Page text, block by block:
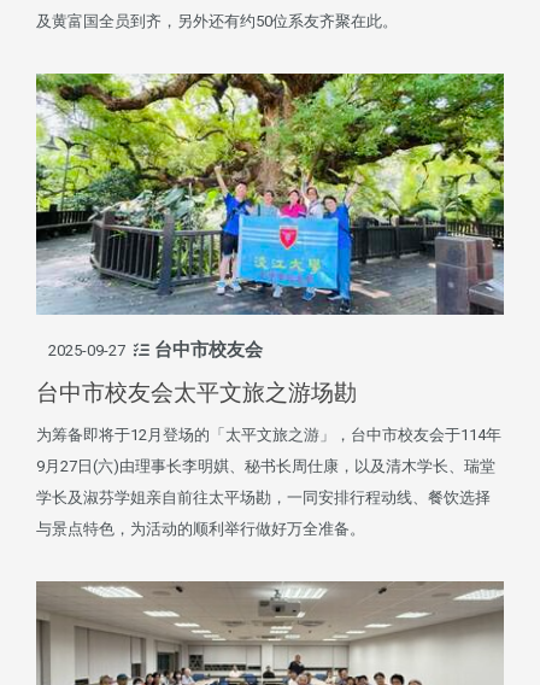
及黄富国全员到齐，另外还有约50位系友齐聚在此。
2025-09-27 台中市校友会
台中市校友会太平文旅之游场勘
为筹备即将于12月登场的「太平文旅之游」，台中市校友会于114年
9月27日(六)由理事长李明娸、秘书长周仕康，以及清木学长、瑞堂
学长及淑芬学姐亲自前往太平场勘，一同安排行程动线、餐饮选择
与景点特色，为活动的顺利举行做好万全准备。